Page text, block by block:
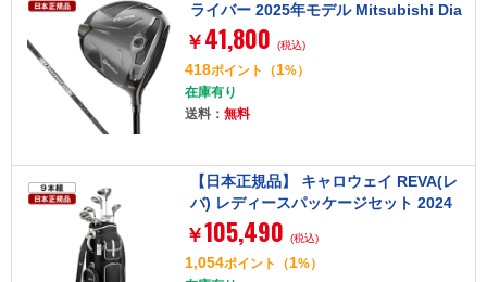
ライバー 2025年モデル Mitsubishi Dia
mana Silver TM55-Sフレックス 10.5°
￥ 41,800 (税込)
418ポイント （1%）
在庫有り
送料： 無料
【日本正規品】 キャロウェイ REVA(レ
バ) レディースパッケージセット 2024
年モデル (W#1、W#4、5H、I#7～#9、
PW、SW、PT) Callawayオリジナルカ
ーボンシャフト(L) ブラック キャディバ
￥105,490 (税込)
1,054ポイント （1%）